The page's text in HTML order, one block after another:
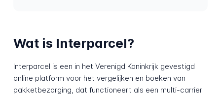
Wat is Interparcel?
Interparcel is een in het Verenigd Koninkrijk gevestigd
online platform voor het vergelijken en boeken van
pakketbezorging, dat functioneert als een multi-carrier